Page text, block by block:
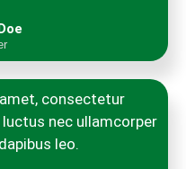
consectetur
nec ullamcorper
leo.